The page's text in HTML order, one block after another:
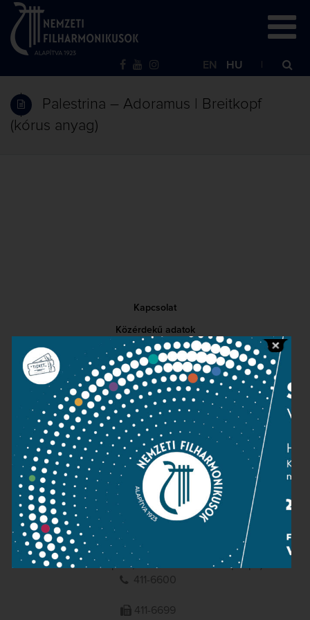
EN HU
Palestrina – Adoramus | Breitkopf
(kórus anyag)
Kapcsolat
Közérdekű adatok
Sajtószoba
Adatvédelem
Impresszum
NEMZETI
FILHARMONIKUSOK
1095 Budapest, Komor Marcell u. 1. (Müpa)
411-6600
411-6699